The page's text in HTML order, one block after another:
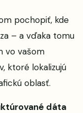
pochopiť, kde
– a vďaka tomu
vo vašom
ktoré lokalizujú
oblasť.
dáta